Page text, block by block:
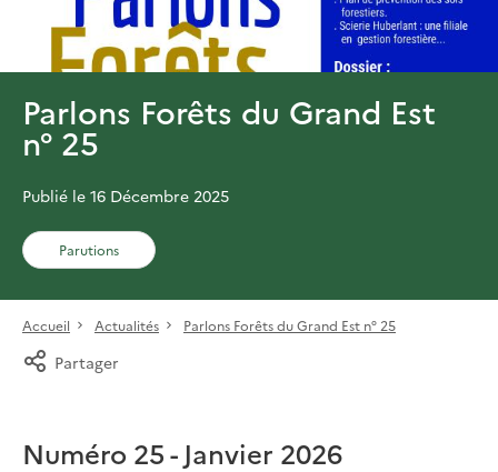
Parlons Forêts du Grand Est
n° 25
Publié le 16 Décembre 2025
Parutions
Accueil Actualités Parlons Forêts du Grand Est n° 25
Partager
Numéro 25 - Janvier 2026